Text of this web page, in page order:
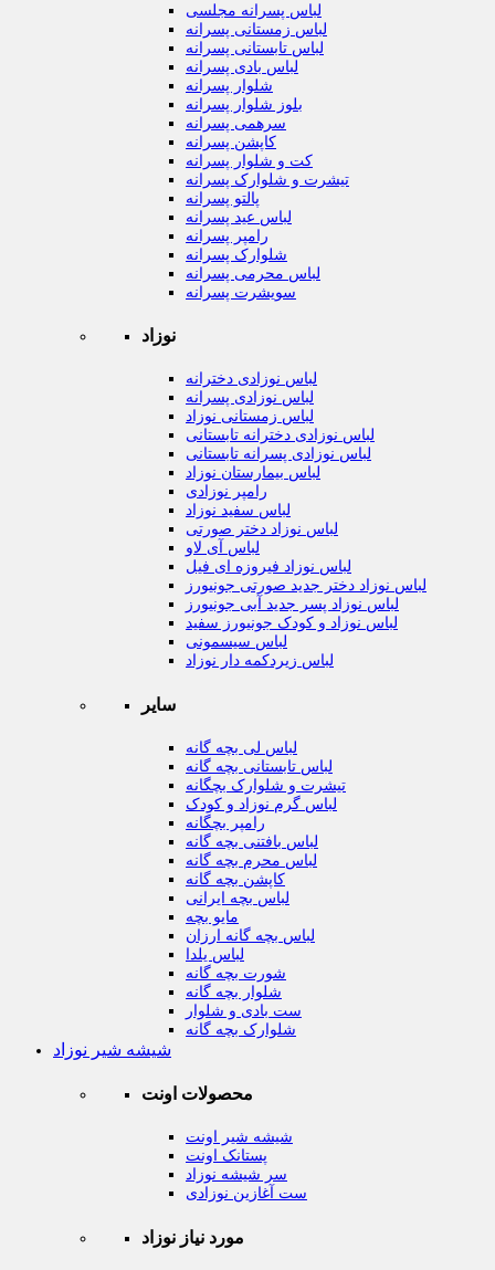
لباس پسرانه مجلسی
لباس زمستانی پسرانه
لباس تابستانی پسرانه
لباس بادی پسرانه
شلوار پسرانه
بلوز شلوار پسرانه
سرهمی پسرانه
کاپشن پسرانه
کت و شلوار پسرانه
تیشرت و شلوارک پسرانه
پالتو پسرانه
لباس عید پسرانه
رامپر پسرانه
شلوارک پسرانه
لباس محرمی پسرانه
سویشرت پسرانه
نوزاد
لباس نوزادی دخترانه
لباس نوزادی پسرانه
لباس زمستانی نوزاد
لباس نوزادی دخترانه تابستانی
لباس نوزادی پسرانه تابستانی
لباس بیمارستان نوزاد
رامپر نوزادی
لباس سفید نوزاد
لباس نوزاد دختر صورتی
لباس آی لاو
لباس نوزاد فیروزه ای فیل
لباس نوزاد دختر جدید صورتی جونیورز
لباس نوزاد پسر جدید آبی جونیورز
لباس نوزاد و کودک جونیورز سفید
لباس سیسمونی
لباس زیردکمه دار نوزاد
سایر
لباس لی بچه گانه
لباس تابستانی بچه گانه
تیشرت و شلوارک بچگانه
لباس گرم نوزاد و کودک
رامپر بچگانه
لباس بافتنی بچه گانه
لباس محرم بچه گانه
کاپشن بچه گانه
لباس بچه ایرانی
مایو بچه
لباس بچه گانه ارزان
لباس یلدا
شورت بچه گانه
شلوار بچه گانه
ست بادی و شلوار
شلوارک بچه گانه
شیشه شیر نوزاد
محصولات اونت
شیشه شیر اونت
پستانک اونت
سر شیشه نوزاد
ست آغازین نوزادی
مورد نیاز نوزاد